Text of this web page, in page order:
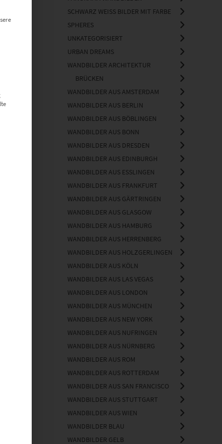
SCHWARZ WEISS BILDER MIT FARBE
SPHERES
UNKATEGORISIERT
URBAN DREAMS
WANDBILDER ARCHITEKTUR
BRÜCKEN
WANDBILDER AUS AMSTERDAM
WANDBILDER AUS BERLIN
WANDBILDER AUS BÖBLINGEN
WANDBILDER AUS BONN
WANDBILDER AUS DRESDEN
WANDBILDER AUS EDINBURGH
WANDBILDER AUS ESSLINGEN
WANDBILDER AUS FRANKFURT
WANDBILDER AUS GÄRTRINGEN
WANDBILDER AUS GLASGOW
WANDBILDER AUS HAMBURG
WANDBILDER AUS HERRENBERG
WANDBILDER AUS HOLZGERLINGEN
WANDBILDER AUS KÖLN
WANDBILDER AUS LAS VEGAS
WANDBILDER AUS LONDON
WANDBILDER AUS MÜNCHEN
WANDBILDER AUS NEW YORK
WANDBILDER AUS NUFRINGEN
WANDBILDER AUS NÜRNBERG
WANDBILDER AUS ROM
WANDBILDER AUS ROTTERDAM
WANDBILDER AUS SAN FRANCISCO
WANDBILDER AUS STUTTGART
WANDBILDER AUS WIEN
WANDBILDER BLAU
WANDBILDER GELB